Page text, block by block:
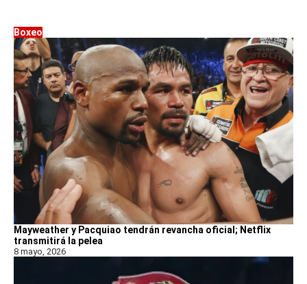
Boxeo
Mayweather y Pacquiao tendrán revancha oficial; Netflix
transmitirá la pelea
8 mayo, 2026